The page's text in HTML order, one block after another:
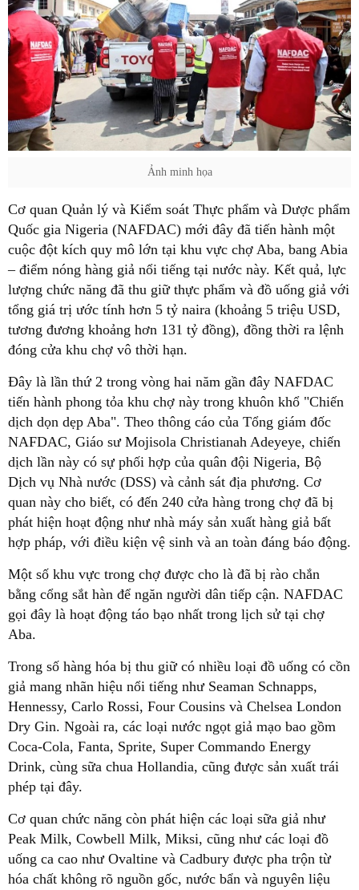
Ảnh minh họa
Cơ quan Quản lý và Kiểm soát Thực phẩm và Dược phẩm
Quốc gia Nigeria (NAFDAC) mới đây đã tiến hành một
cuộc đột kích quy mô lớn tại khu vực chợ Aba, bang Abia
– điểm nóng hàng giả nổi tiếng tại nước này. Kết quả, lực
lượng chức năng đã thu giữ thực phẩm và đồ uống giả với
tổng giá trị ước tính hơn 5 tỷ naira (khoảng 5 triệu USD,
tương đương khoảng hơn 131 tỷ đồng), đồng thời ra lệnh
đóng cửa khu chợ vô thời hạn.
Đây là lần thứ 2 trong vòng hai năm gần đây NAFDAC
tiến hành phong tỏa khu chợ này trong khuôn khổ "Chiến
dịch dọn dẹp Aba". Theo thông cáo của Tổng giám đốc
NAFDAC, Giáo sư Mojisola Christianah Adeyeye, chiến
dịch lần này có sự phối hợp của quân đội Nigeria, Bộ
Dịch vụ Nhà nước (DSS) và cảnh sát địa phương. Cơ
quan này cho biết, có đến 240 cửa hàng trong chợ đã bị
phát hiện hoạt động như nhà máy sản xuất hàng giả bất
hợp pháp, với điều kiện vệ sinh và an toàn đáng báo động.
Một số khu vực trong chợ được cho là đã bị rào chắn
bằng cổng sắt hàn để ngăn người dân tiếp cận. NAFDAC
gọi đây là hoạt động táo bạo nhất trong lịch sử tại chợ
Aba.
Trong số hàng hóa bị thu giữ có nhiều loại đồ uống có cồn
giả mang nhãn hiệu nổi tiếng như Seaman Schnapps,
Hennessy, Carlo Rossi, Four Cousins và Chelsea London
Dry Gin. Ngoài ra, các loại nước ngọt giả mạo bao gồm
Coca-Cola, Fanta, Sprite, Super Commando Energy
Drink, cùng sữa chua Hollandia, cũng được sản xuất trái
phép tại đây.
Cơ quan chức năng còn phát hiện các loại sữa giả như
Peak Milk, Cowbell Milk, Miksi, cũng như các loại đồ
uống ca cao như Ovaltine và Cadbury được pha trộn từ
hóa chất không rõ nguồn gốc, nước bẩn và nguyên liệu